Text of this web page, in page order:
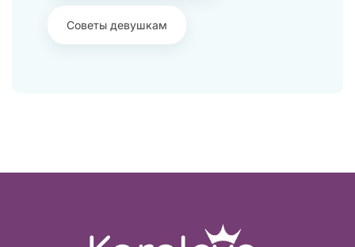
Советы девушкам